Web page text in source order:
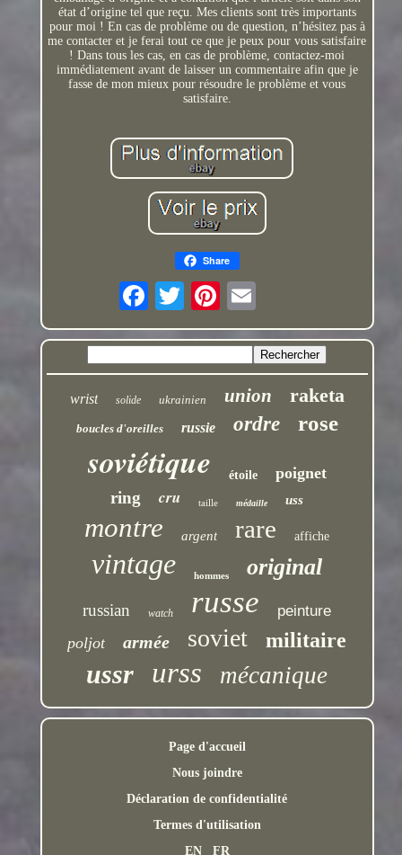
état d’origine tel que reçu. Mes clients sont très importants
pour moi ! En cas de problème ou de question, n’hésitez pas à
me contacter et je ferai tout ce que je peux pour vous satisfaire
! Dans tous les cas, en cas de problème, contactez-moi
immédiatement avant de laisser un commentaire afin que je
fasse de mon mieux pour résoudre le problème et vous
satisfaire.
Share
wrist solide ukrainien union raketa
boucles d'oreilles russie ordre rose
soviétique étoile poignet
ring cru taille médaille uss
montre argent rare affiche
vintage hommes original
russian watch russe peinture
poljot armée soviet militaire
ussr urss mécanique
Page d'accueil
Nous joindre
Déclaration de confidentialité
Termes d'utilisation
EN
FR